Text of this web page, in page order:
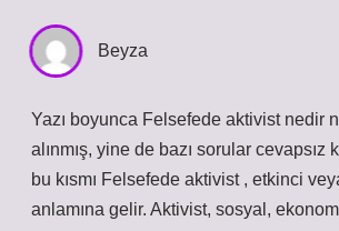
Beyza
Yazı boyunca Felsefede aktivist nedir
alınmış, yine de bazı sorular cevapsız
bu kısmı Felsefede aktivist , etkinci
anlamına gelir. Aktivist, sosyal,